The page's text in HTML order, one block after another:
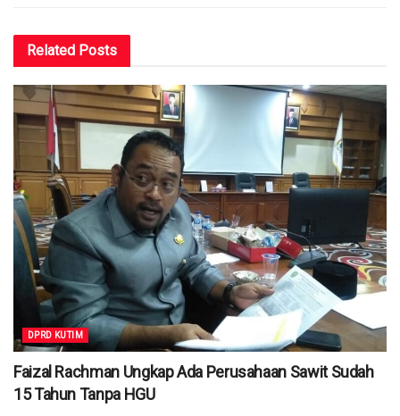
Related Posts
DPRD KUTIM
Faizal Rachman Ungkap Ada Perusahaan Sawit Sudah
15 Tahun Tanpa HGU